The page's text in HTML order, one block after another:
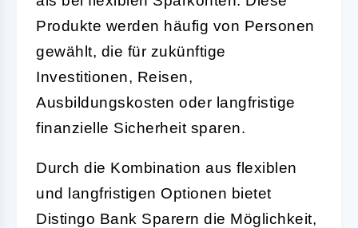
Produkte werden häufig von Personen
gewählt, die für zukünftige
Investitionen, Reisen,
Ausbildungskosten oder langfristige
finanzielle Sicherheit sparen.
Durch die Kombination aus flexiblen
und langfristigen Optionen bietet
Distingo Bank Sparern die Möglichkeit,